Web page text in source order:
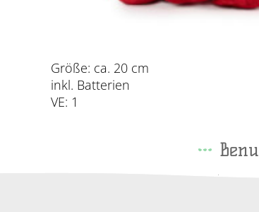
Größe: ca. 20 cm
inkl. Batterien
VE: 1